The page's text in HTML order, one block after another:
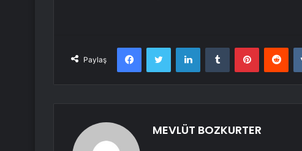
Paylaş
FacebookTwitter LinkedInTumblr Pinterest
MEVLÜT BOZKURTER